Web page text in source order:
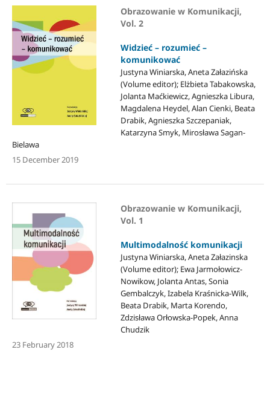
Obrazowanie w Komunikacji,
Vol. 2
Widzieć – rozumieć –
komunikować
Justyna Winiarska, Aneta Załazińska
(Volume editor); Elżbieta Tabakowska,
Jolanta Maćkiewicz, Agnieszka Libura,
Magdalena Heydel, Alan Cienki, Beata
Drabik, Agnieszka Szczepaniak,
Katarzyna Smyk, Mirosława Sagan-
Bielawa
15 December 2019
Obrazowanie w Komunikacji,
Vol. 1
Multimodalność komunikacji
Justyna Winiarska, Aneta Załazinska
(Volume editor); Ewa Jarmołowicz-
Nowikow, Jolanta Antas, Sonia
Gembalczyk, Izabela Kraśnicka-Wilk,
Beata Drabik, Marta Korendo,
Zdzisława Orłowska-Popek, Anna
Chudzik
23 February 2018